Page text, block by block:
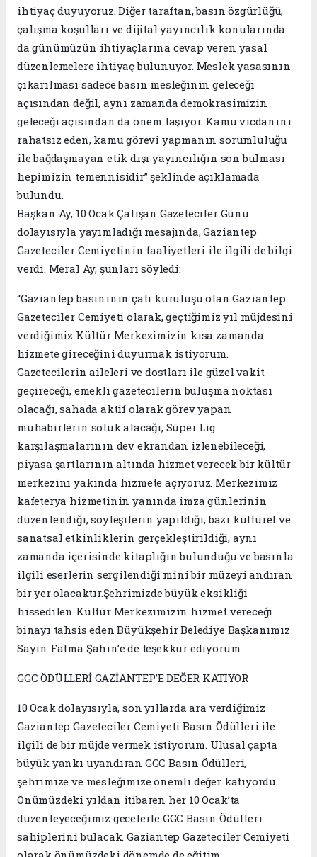
ihtiyaç duyuyoruz. Diğer taraftan, basın özgürlüğü,
çalışma koşulları ve dijital yayıncılık konularında
da günümüzün ihtiyaçlarına cevap veren yasal
düzenlemelere ihtiyaç bulunuyor. Meslek yasasının
çıkarılması sadece basın mesleğinin geleceği
açısından değil, aynı zamanda demokrasimizin
geleceği açısından da önem taşıyor. Kamu vicdanını
rahatsız eden, kamu görevi yapmanın sorumluluğu
ile bağdaşmayan etik dışı yayıncılığın son bulması
hepimizin temennisidir” şeklinde açıklamada
bulundu.
Başkan Ay, 10 Ocak Çalışan Gazeteciler Günü
dolayısıyla yayımladığı mesajında, Gaziantep
Gazeteciler Cemiyetinin faaliyetleri ile ilgili de bilgi
verdi. Meral Ay, şunları söyledi:
“Gaziantep basınının çatı kuruluşu olan Gaziantep
Gazeteciler Cemiyeti olarak, geçtiğimiz yıl müjdesini
verdiğimiz Kültür Merkezimizin kısa zamanda
hizmete gireceğini duyurmak istiyorum.
Gazetecilerin aileleri ve dostları ile güzel vakit
geçireceği, emekli gazetecilerin buluşma noktası
olacağı, sahada aktif olarak görev yapan
muhabirlerin soluk alacağı, Süper Lig
karşılaşmalarının dev ekrandan izlenebileceği,
piyasa şartlarının altında hizmet verecek bir kültür
merkezini yakında hizmete açıyoruz. Merkezimiz
kafeterya hizmetinin yanında imza günlerinin
düzenlendiği, söyleşilerin yapıldığı, bazı kültürel ve
sanatsal etkinliklerin gerçekleştirildiği, aynı
zamanda içerisinde kitaplığın bulunduğu ve basınla
ilgili eserlerin sergilendiği mini bir müzeyi andıran
bir yer olacaktır.Şehrimizde büyük eksikliği
hissedilen Kültür Merkezimizin hizmet vereceği
binayı tahsis eden Büyükşehir Belediye Başkanımız
Sayın Fatma Şahin’e de teşekkür ediyorum.
GGC ÖDÜLLERİ GAZİANTEP’E DEĞER KATIYOR
10 Ocak dolayısıyla, son yıllarda ara verdiğimiz
Gaziantep Gazeteciler Cemiyeti Basın Ödülleri ile
ilgili de bir müjde vermek istiyorum. Ulusal çapta
büyük yankı uyandıran GGC Basın Ödülleri,
şehrimize ve mesleğimize önemli değer katıyordu.
Önümüzdeki yıldan itibaren her 10 Ocak’ta
düzenleyeceğimiz gecelerle GGC Basın Ödülleri
sahiplerini bulacak. Gaziantep Gazeteciler Cemiyeti